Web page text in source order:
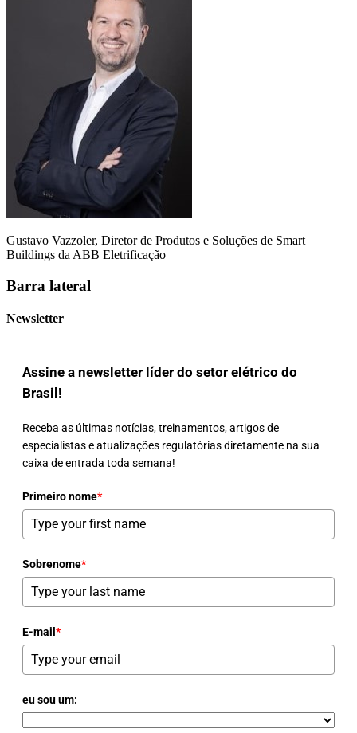
Gustavo Vazzoler, Diretor de Produtos e Soluções de Smart
Buildings da ABB Eletrificação
Barra lateral
Newsletter
Assine a newsletter líder do setor elétrico do
Brasil!
Receba as últimas notícias, treinamentos, artigos de
especialistas e atualizações regulatórias diretamente na sua
caixa de entrada toda semana!
Primeiro nome*
Sobrenome*
E-mail *
eu sou um: